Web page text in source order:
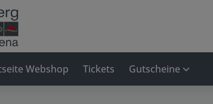
Webshop Tickets Gutscheine